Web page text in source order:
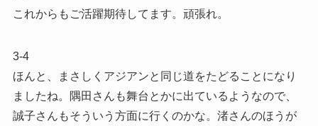
これからもご活躍期待してます。頑張れ。
3-4
ほんと、まさしくアジアンと同じ道をたどることになり
ましたね。隅田さんも舞台とかに出ているようなので、
誠子さんもそういう方面に行くのかな。渚さんのほうが